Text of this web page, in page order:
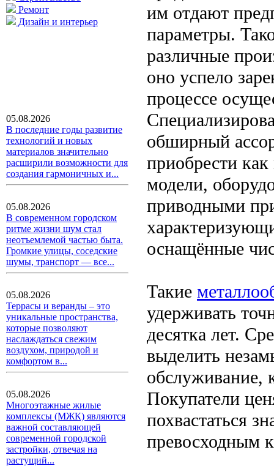
Ремонт
Дизайн и интерьер
05.08.2026
В последние годы развитие
технологий и новых
материалов значительно
расширили возможности для
создания гармоничных и...
05.08.2026
В современном городском
ритме жизни шум стал
неотъемлемой частью быта.
Громкие улицы, соседские
шумы, транспорт — все...
05.08.2026
Террасы и веранды – это
уникальные пространства,
которые позволяют
наслаждаться свежим
воздухом, природой и
комфортом в...
05.08.2026
Многоэтажные жилые
комплексы (МЖК) являются
важной составляющей
современной городской
застройки, отвечая на
растущий...
им отдают
параметры.
различные
оно успело
процессе
обширный
приобрести
модели,
приводными
оснащённые
Такие
удерживать
десятка лет.
выделить
обслуживание,
Покупатели
похвастаться
превосходным